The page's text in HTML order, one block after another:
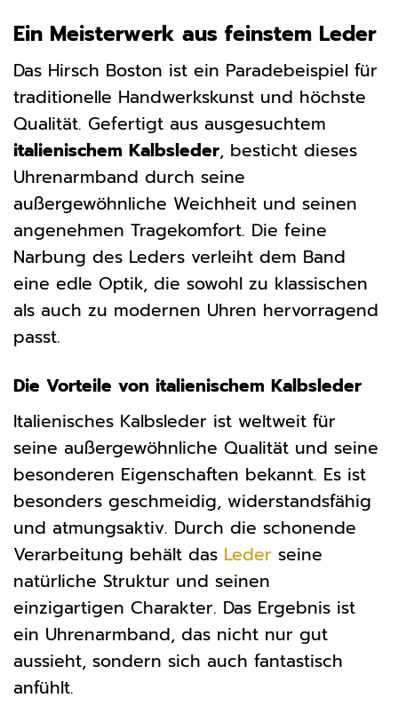
Ein Meisterwerk aus feinstem Leder
Das Hirsch Boston ist ein Paradebeispiel für
traditionelle Handwerkskunst und höchste
Qualität. Gefertigt aus ausgesuchtem
italienischem Kalbsleder, besticht dieses
Uhrenarmband durch seine
außergewöhnliche Weichheit und seinen
angenehmen Tragekomfort. Die feine
Narbung des Leders verleiht dem Band
eine edle Optik, die sowohl zu klassischen
als auch zu modernen Uhren hervorragend
passt.
Die Vorteile von italienischem Kalbsleder
Italienisches Kalbsleder ist weltweit für
seine außergewöhnliche Qualität und seine
besonderen Eigenschaften bekannt. Es ist
besonders geschmeidig, widerstandsfähig
und atmungsaktiv. Durch die schonende
Verarbeitung behält das Leder seine
natürliche Struktur und seinen
einzigartigen Charakter. Das Ergebnis ist
ein Uhrenarmband, das nicht nur gut
aussieht, sondern sich auch fantastisch
anfühlt.